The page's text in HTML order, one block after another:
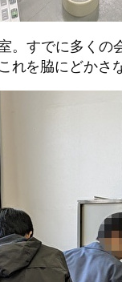
すでに多く
を脇にどかさ